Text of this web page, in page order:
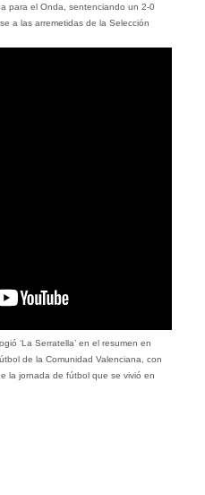
para el Onda, sentenciando un 2-0
a las arremetidas de la Selección
‘La Serratella’ en el resumen en
de la Comunidad Valenciana, con
la jornada de fútbol que se vivió en